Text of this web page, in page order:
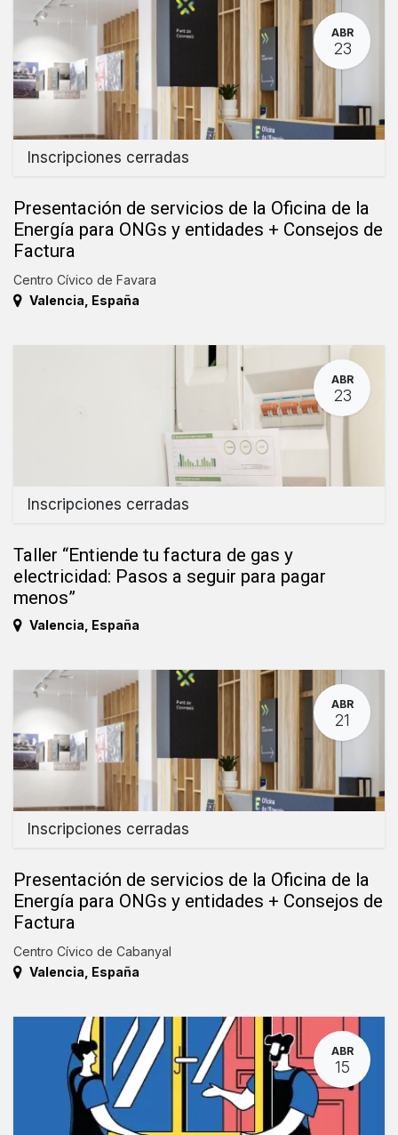
ABR
23
Inscripciones cerradas
Presentación de servicios de la Oficina de la
Energía para ONGs y entidades + Consejos de
Factura
Centro Cívico de Favara
Valencia España
ABR
23
Inscripciones cerradas
Taller “Entiende tu factura de gas y
electricidad: Pasos a seguir para pagar
menos”
Valencia España
ABR
21
Inscripciones cerradas
Presentación de servicios de la Oficina de la
Energía para ONGs y entidades + Consejos de
Factura
Centro Cívico de Cabanyal
Valencia España
ABR
15